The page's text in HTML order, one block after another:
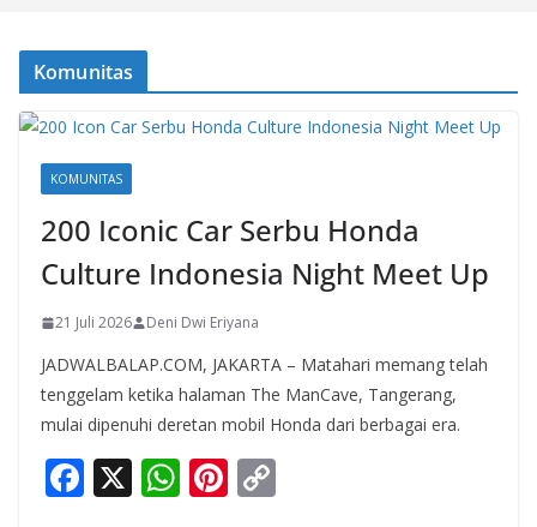
Komunitas
KOMUNITAS
200 Iconic Car Serbu Honda
Culture Indonesia Night Meet Up
21 Juli 2026 Deni Dwi Eriyana
JADWALBALAP.COM, JAKARTA – Matahari memang telah
tenggelam ketika halaman The ManCave, Tangerang,
mulai dipenuhi deretan mobil Honda dari berbagai era.
F X W Pi